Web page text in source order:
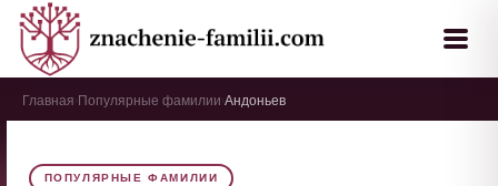
Главная Популярные фамилии Андоньев
ПОПУЛЯРНЫЕ ФАМИЛИИ